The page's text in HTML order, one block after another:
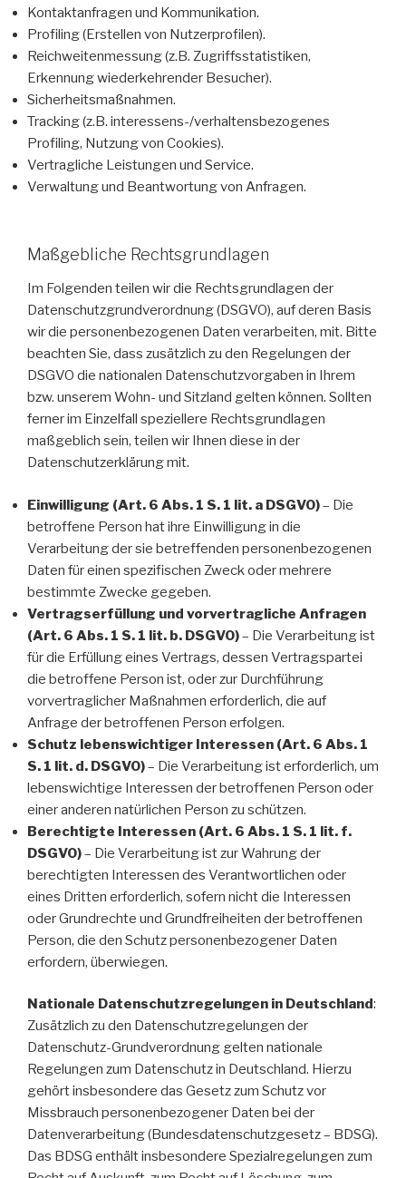
Kontaktanfragen und Kommunikation.
Profiling (Erstellen von Nutzerprofilen).
Reichweitenmessung (z.B. Zugriffsstatistiken,
Erkennung wiederkehrender Besucher).
Sicherheitsmaßnahmen.
Tracking (z.B. interessens-/verhaltensbezogenes
Profiling, Nutzung von Cookies).
Vertragliche Leistungen und Service.
Verwaltung und Beantwortung von Anfragen.
Maßgebliche Rechtsgrundlagen
Im Folgenden teilen wir die Rechtsgrundlagen der
Datenschutzgrundverordnung (DSGVO), auf deren Basis
wir die personenbezogenen Daten verarbeiten, mit. Bitte
beachten Sie, dass zusätzlich zu den Regelungen der
DSGVO die nationalen Datenschutzvorgaben in Ihrem
bzw. unserem Wohn- und Sitzland gelten können. Sollten
ferner im Einzelfall speziellere Rechtsgrundlagen
maßgeblich sein, teilen wir Ihnen diese in der
Datenschutzerklärung mit.
Einwilligung (Art. 6 Abs. 1 S. 1 lit. a DSGVO)– Die
betroffene Person hat ihre Einwilligung in die
Verarbeitung der sie betreffenden personenbezogenen
Daten für einen spezifischen Zweck oder mehrere
bestimmte Zwecke gegeben.
Vertragserfüllung und vorvertragliche Anfragen
(Art. 6 Abs. 1 S. 1 lit. b. DSGVO)– Die Verarbeitung ist
für die Erfüllung eines Vertrags, dessen Vertragspartei
die betroffene Person ist, oder zur Durchführung
vorvertraglicher Maßnahmen erforderlich, die auf
Anfrage der betroffenen Person erfolgen.
Schutz lebenswichtiger Interessen (Art. 6 Abs. 1
S. 1 lit. d. DSGVO)– Die Verarbeitung ist erforderlich, um
lebenswichtige Interessen der betroffenen Person oder
einer anderen natürlichen Person zu schützen.
Berechtigte Interessen (Art. 6 Abs. 1 S. 1 lit. f.
DSGVO)– Die Verarbeitung ist zur Wahrung der
berechtigten Interessen des Verantwortlichen oder
eines Dritten erforderlich, sofern nicht die Interessen
oder Grundrechte und Grundfreiheiten der betroffenen
Person, die den Schutz personenbezogener Daten
erfordern, überwiegen.
Nationale Datenschutzregelungen in Deutschland:
Zusätzlich zu den Datenschutzregelungen der
Datenschutz-Grundverordnung gelten nationale
Regelungen zum Datenschutz in Deutschland. Hierzu
gehört insbesondere das Gesetz zum Schutz vor
Missbrauch personenbezogener Daten bei der
Datenverarbeitung (Bundesdatenschutzgesetz – BDSG).
Das BDSG enthält insbesondere Spezialregelungen zum